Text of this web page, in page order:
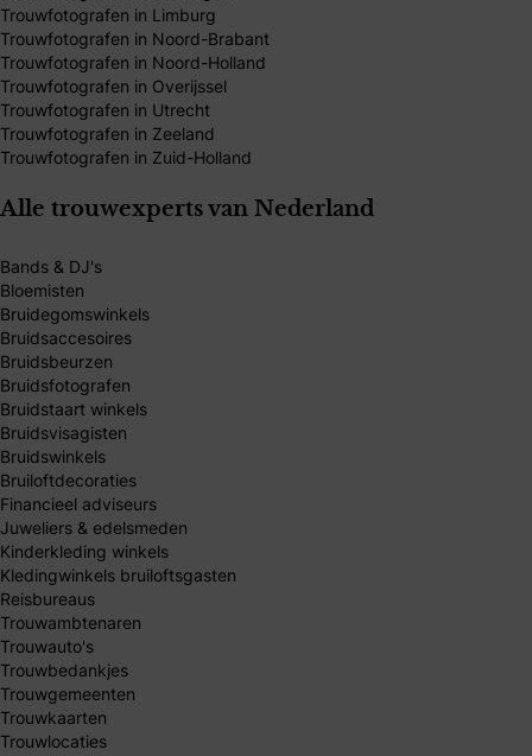
Trouwfotografen in Limburg
Trouwfotografen in Noord-Brabant
Trouwfotografen in Noord-Holland
Trouwfotografen in Overijssel
Trouwfotografen in Utrecht
Trouwfotografen in Zeeland
Trouwfotografen in Zuid-Holland
Alle trouwexperts van Nederland
Bands & DJ's
Bloemisten
Bruidegomswinkels
Bruidsaccesoires
Bruidsbeurzen
Bruidsfotografen
Bruidstaart winkels
Bruidsvisagisten
Bruidswinkels
Bruiloftdecoraties
Financieel adviseurs
Juweliers & edelsmeden
Kinderkleding winkels
Kledingwinkels bruiloftsgasten
Reisbureaus
Trouwambtenaren
Trouwauto's
Trouwbedankjes
Trouwgemeenten
Trouwkaarten
Trouwlocaties